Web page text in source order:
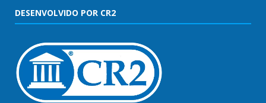
DESENVOLVIDO POR CR2